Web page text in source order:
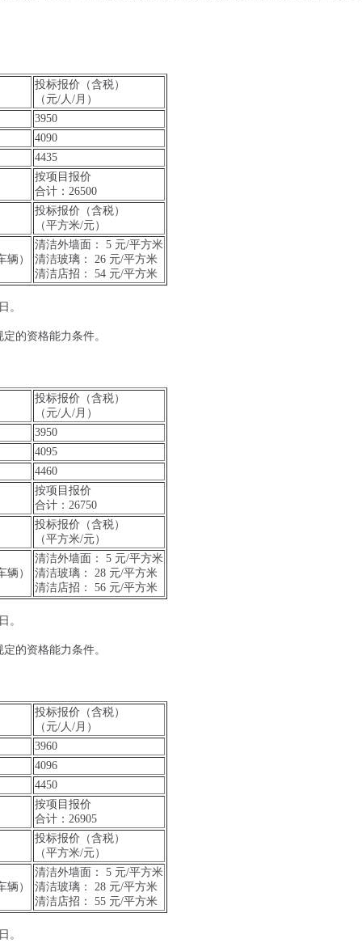
投标报价（含税）
（元/人/月）
3950
4090
4435
按项目报价
合计：26500
投标报价（含税）
（平方米/元）
）
清洁外墙面： 5 元/平方米
清洁玻璃： 26 元/平方米
清洁店招： 54 元/平方米
。
的资格能力条件。
投标报价（含税）
（元/人/月）
3950
4095
4460
按项目报价
合计：26750
投标报价（含税）
（平方米/元）
）
清洁外墙面： 5 元/平方米
清洁玻璃： 28 元/平方米
清洁店招： 56 元/平方米
。
的资格能力条件。
投标报价（含税）
（元/人/月）
3960
4096
4450
按项目报价
合计：26905
投标报价（含税）
（平方米/元）
）
清洁外墙面： 5 元/平方米
清洁玻璃： 28 元/平方米
清洁店招： 55 元/平方米
。